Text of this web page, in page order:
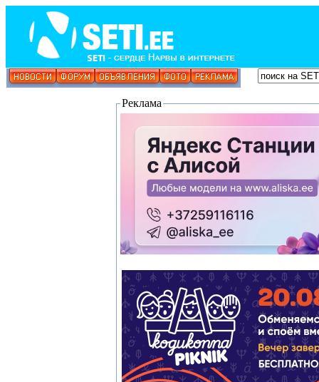
Реклама